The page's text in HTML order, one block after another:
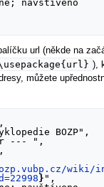
url (někde na
),
můžete
wiki/
} ",